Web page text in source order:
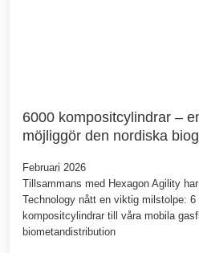
6000 kompositcylindrar –
möjliggör den nordiska
Februari 2026
Tillsammans med Hexagon Agility
Technology nått en viktig milstolpe: 6
kompositcylindrar till våra mobila
biometandistribution